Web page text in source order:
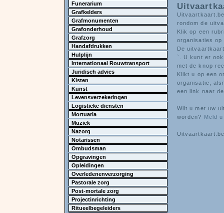
Funerarium
Grafkelders
Grafmonumenten
Grafonderhoud
Grafzorg
Handafdrukken
Hulplijn
Internationaal Rouwtransport
Juridisch advies
Kisten
Kunst
Levensverzekeringen
Logistieke diensten
Mortuaria
Muziek
Nazorg
Notarissen
Ombudsman
Opgravingen
Opleidingen
Overledenenverzorging
Pastorale zorg
Post-mortale zorg
Projectinrichting
Ritueelbegeleiders
rondom de
Klik op een
organisaties
De
`. U kunt er
met de knop
Klikt u op een
organisatie,
een link naar
Wilt u met uw
worden? Meld